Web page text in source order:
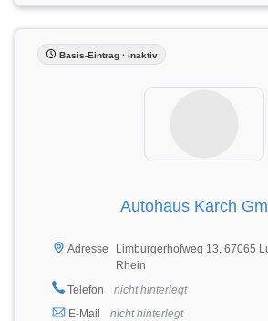
Basis-Eintrag · inaktiv
Autohaus Karch
Adresse
Limburgerhofweg 13, 67065
Rhein
Telefon
nicht hinterlegt
E-Mail
nicht hinterlegt